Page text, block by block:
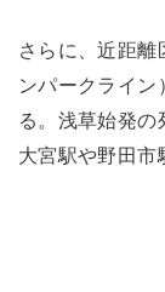
さらに、近距
ンパークライ
る。浅草始発
大宮駅や野田市